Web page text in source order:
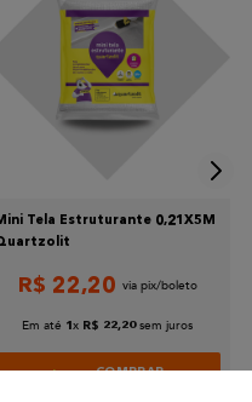
Tela Estruturante 0,21X5M
R$ 22,20
Em até 1 x R$ 22,20 sem juros
COMPRAR